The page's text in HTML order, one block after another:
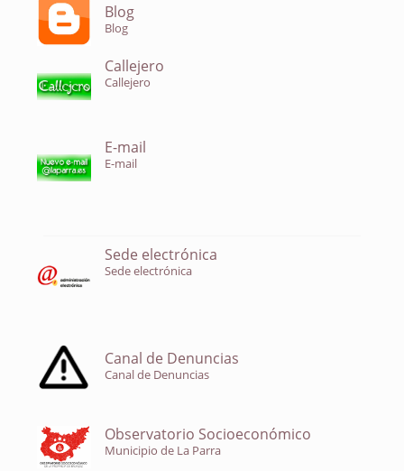
Blog
Blog
Callejero
Callejero
E-mail
E-mail
Sede electrónica
Sede electrónica
Canal de Denuncias
Canal de Denuncias
Observatorio Socioeconómico
Municipio de La Parra